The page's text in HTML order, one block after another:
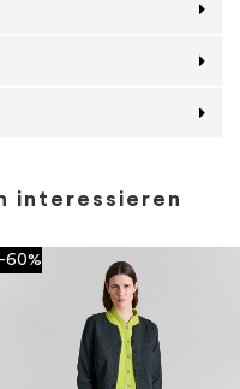
interessieren
-60%